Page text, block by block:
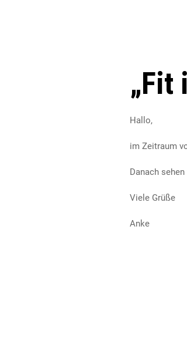
„Fit
Hallo,
im Zeitraum
Danach
Viele Grüße
Anke